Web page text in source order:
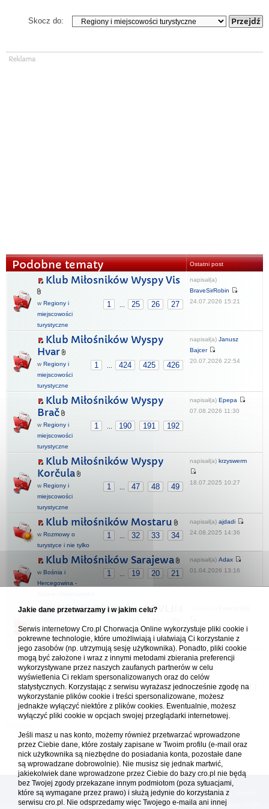
Skocz do:
Podobne tematy Ostatni post
Klub Miłosników Wyspy Vis
1 25 26 27
w Regiony i
miejscowości
turystyczne
napisał(a)
BraveSirRobin
24.07.2026 15:21
Klub Miłośników Wyspy
Hvar
1 424 425 426
w Regiony i
miejscowości
turystyczne
napisał(a) Janusz
Bajcer
20.07.2026 22:54
Klub Miłośników Wyspy
Brač
1 190 191 192
w Regiony i
miejscowości
turystyczne
napisał(a) Epepa
07.08.2026 11:30
Klub Miłośników Wyspy
Korčula
1 47 48 49
w Regiony i
miejscowości
turystyczne
napisał(a) krzyswerm
18.07.2025 10:27
Klub miłośników Mostaru
1 32 33 34
w Rozmowy o
turystyce i nie tylko
napisał(a) ajdadi
24.08.2025 14:36
Klub Miłośników Sarajewa
1 19 20 21
w Bośnia i
Hercegowina -
napisał(a) Adax
01.04.2026 13:16
KLUB MIŁOŚNIKÓW POVLJI
miejscowości
turystyczne
03.06.2026 11:45
Forum Chorwacja Online - Cro.pl
Usuń ciasteczka• Strefa czasowa: UTC + 1 (Polska - czas zimowy) [ DST
[reklama ] [
Platforma cro.pl© Chorwacja online™ wykorzystuje cookies do prawidłowego działania, te pliki
Jakie dane przetwarzamy i w jakim celu?
Serwis internetowy Cro.pl Chorwacja Online wykorzystuje pliki cookie i
pokrewne technologie, które umożliwiają i ułatwiają Ci korzystanie z
jego zasobów (np. utrzymują sesję użytkownika). Ponadto, pliki cookie
mogą być założone i wraz z innymi metodami zbierania preferencji
wykorzystywane przez naszych zaufanych partnerów w celu
wyświetlenia Ci reklam spersonalizowanych oraz do celów
statystycznych. Korzystając z serwisu wyrażasz jednocześnie zgodę na
wykorzystanie plików cookie i treści spersonalizowane, możesz
jednakże wyłączyć niektóre z plików cookies. Ewentualnie, możesz
wyłączyć pliki cookie w opcjach swojej przeglądarki internetowej.
Jeśli masz u nas konto, możemy również przetwarzać wprowadzone
przez Ciebie dane, które zostały zapisane w Twoim profilu (e-mail oraz
nick użytkownika są niezbędne do posiadania konta, pozostałe dane
są wprowadzane dobrowolnie). Nie musisz się jednak martwić,
jakiekolwiek dane wprowadzone przez Ciebie do bazy cro.pl nie będą
bez Twojej zgody przekazane innym podmiotom (poza sytuacjami,
które są wymagane przez prawo) i służą jedynie do korzystania z
serwisu cro.pl. Nie odsprzedamy więc Twojego e-maila ani innej